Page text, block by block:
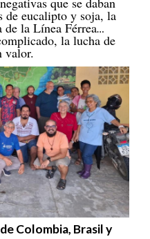
de eucalipto y soja, la
de la Línea Férrea
la lucha de
valor.
Colombia, Brasil y